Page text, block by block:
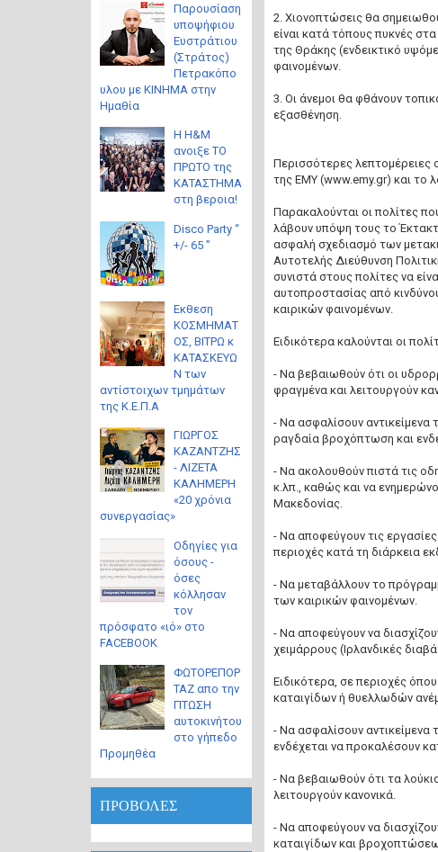
2. Χιονοπτώσεις θα
είναι κατά τόπους πυκνές
της Θράκης (ενδεικτικό
φαινομένων.
3. Οι άνεμοι θα φθάνουν
εξασθένηση.
Περισσότερες λεπτομέρειες
της ΕΜΥ (www.emy.gr) και το
Παρακαλούνται οι πολίτες
λάβουν υπόψη τους το
ασφαλή σχεδιασμό των
Αυτοτελής Διεύθυνση
συνιστά στους πολίτες να
αυτοπροστασίας από
καιρικών φαινομένων.
Ειδικότερα καλούνται οι
- Να βεβαιωθούν ότι οι
φραγμένα και λειτουργούν
- Να ασφαλίσουν
ραγδαία βροχόπτωση και
- Να ακολουθούν πιστά τις
κ.λπ., καθώς και να
Μακεδονίας.
- Να αποφεύγουν τις
περιοχές κατά τη διάρκεια
- Να μεταβάλλουν το
των καιρικών φαινομένων.
- Να αποφεύγουν να
χειμάρρους (Ιρλανδικές
Ειδικότερα, σε περιοχές
καταιγίδων ή θυελλωδών
- Να ασφαλίσουν
ενδέχεται να προκαλέσουν
- Να βεβαιωθούν ότι τα
λειτουργούν κανονικά.
- Να αποφεύγουν να
καταιγίδων και
Παρουσίαση
υποψήφιου
Ευστράτιου
(Στράτος)
Πετρακόπο
υλου με ΚΙΝΗΜΑ στην
Ημαθία
Η H&M
ανοιξε ΤΟ
ΠΡΩΤΟ της
ΚΑΤΑΣΤΗΜΑ
στη βεροια!
Disco Party “
+/- 65 ”
Eκθεση
ΚΟΣΜΗΜΑΤ
ΟΣ, ΒΙΤΡΩ κ
ΚΑΤΑΣΚΕΥΩ
Ν των
αντίστοιχων τμημάτων
της Κ.Ε.Π.Α
ΓΙΩΡΓΟΣ
ΚΑΖΑΝΤΖΗΣ
- ΛΙΖΕΤΑ
ΚΑΛΗΜΕΡΗ
«20 χρόνια
συνεργασίας»
Οδηγίες για
όσους -
όσες
κόλλησαν
τον
πρόσφατο «ιό» στο
FACEBOOK
ΦΩΤΟΡΕΠΟΡ
ΤΑΖ απο την
ΠΤΩΣΗ
αυτοκινήτου
στο γήπεδο
Προμηθέα
ΠΡΟΒΟΛΕΣ